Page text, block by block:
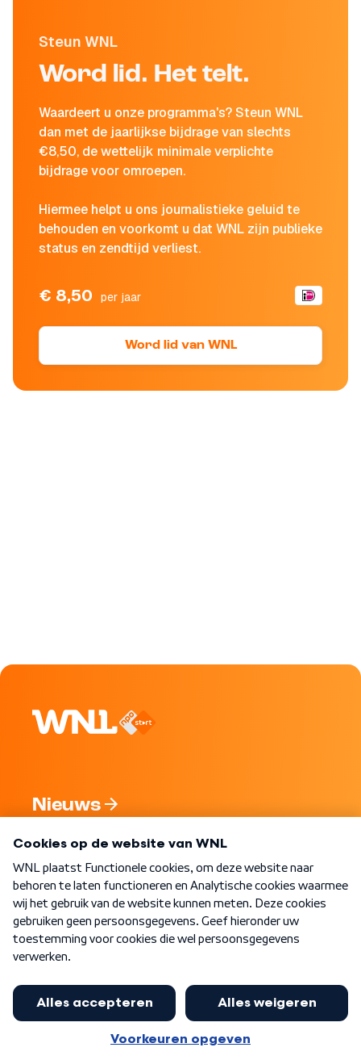
Steun WNL
Word lid. Het telt.
Waardeert u onze programma's? Steun WNL
dan met de jaarlijkse bijdrage van slechts
€8,50, de wettelijk minimale verplichte
bijdrage voor omroepen.
Hiermee helpt u ons journalistieke geluid te
behouden en voorkomt u dat WNL zijn publieke
status en zendtijd verliest.
€ 8,50 per jaar
Word lid van WNL
Nieuws
Nieuwsbrief
Word Lid